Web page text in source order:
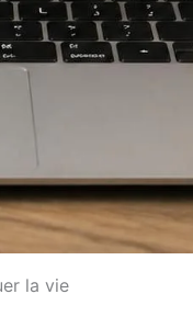
la vie